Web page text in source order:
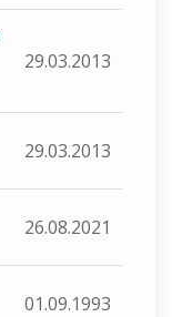
29.03.2013
29.03.2013
26.08.2021
01.09.1993